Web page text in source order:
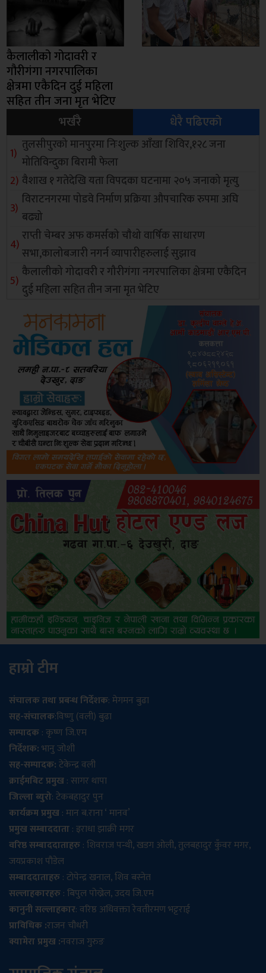
कैलालीको गोदावरी र
गौरीगंगा नगरपालिका
क्षेत्रमा एकैदिन दुई महिला
सहित तीन जना मृत भेटिए
भर्खरै
धेरै पढिएको
तुलसीपुरको मानपुरमा निःशुल्क आँखा शिविर,१२८ जना
मोतिविन्दुका बिरामी फेला
वैशाख १ गतेदेखि यता विपदका घटनामा २०५ जनाको मृत्यु
विराटनगरमा पोडवे निर्माण प्रक्रिया औपचारिक रुपमा अघि
बढ्यो
राप्ती चेम्बर अफ कमर्सको चाैथो वार्षिक साधारण
सभा,कालोबजारी नगर्न व्यापारीहरुलाई सुझाव
कैलालीको गोदावरी र गौरीगंगा नगरपालिका क्षेत्रमा एकैदिन
दुई महिला सहित तीन जना मृत भेटिए
हाम्रो टीम
संचालक तथा प्रबन्ध निर्देशक: मेगमन बुढा
सह-संचालक:विष्णु (वली) बुढा
सम्पादक: कृष्ण जि.एम
निर्देशक:भानु जोशी
सह-सम्पादक:टेकेन्द्र वली
क्राईमबिट प्रमुख: सागर थापा
जिल्ला ब्युरो: टेकबहादुर पुन
कार्यक्रम प्रमुख: मान ब.राना ‘ मानव’
प्रमुख सम्बाददाता: इराधा झाक्री मगर
वरिष्ठ सम्बाददाताहरु: शिवराज पन्थी, खडग ओली, तुलबहादुर कुँवर मगर,
जयप्रकाश पौडेल
सम्बाददाताहरु: टोपेन्द्र खनाल, शिव बस्नेत
सल्लाहकारहरु: बिपुल पोख्रेल, उदय जि.एम
कानुनी सल्लाहकार: वरिष्ठ अधिवक्ता रेवतीरमण भट्टराई
प्राविधिक :राजन चौधरी
क्यामेरा प्रमुख :नवराज गुरुङ